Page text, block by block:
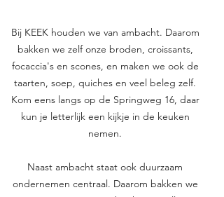
Bij KEEK houden we van ambacht. Daarom
bakken we zelf onze broden, croissants,
focaccia's en scones, en maken we ook de
taarten, soep, quiches en veel beleg zelf.
Kom eens langs op de Springweg 16, daar
kun je letterlijk een kijkje in de keuken
nemen.
Naast ambacht staat ook duurzaam
ondernemen centraal. Daarom bakken we